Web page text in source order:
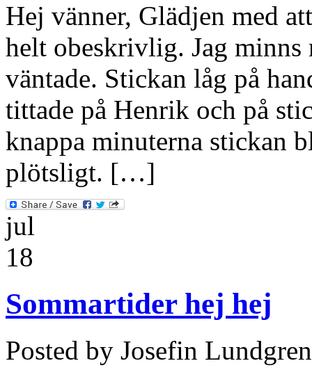
Hej vänner, Glädjen med
helt obeskrivlig. Jag minns
väntade. Stickan låg på
tittade på Henrik och på
knappa minuterna stickan
plötsligt. […]
jul
18
Sommartider hej hej
Posted by Josefin Lundgren